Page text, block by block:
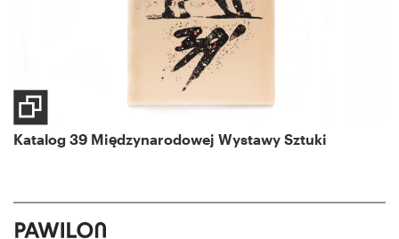
Katalog 39 Międzynarodowej Wystawy Sztuki